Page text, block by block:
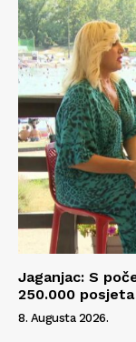
Jaganjac: S
250.000 posjeta
8. Augusta 2026.